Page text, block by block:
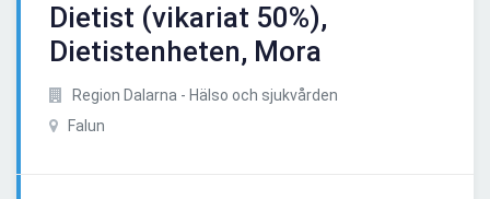
Dietist (vikariat 50%),
Dietistenheten, Mora
Region Dalarna - Hälso och sjukvården
Falun